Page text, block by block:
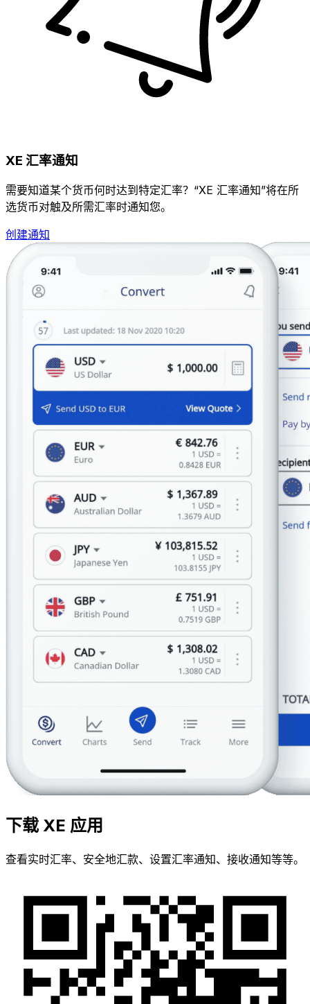
XE 汇率通知
需要知道某个货币何时达到特定汇率？“XE 汇率通知”将在所
选货币对触及所需汇率时通知您。
创建通知
下载 XE 应用
查看实时汇率、安全地汇款、设置汇率通知、接收通知等等。